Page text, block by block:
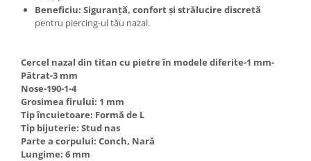
Beneficiu: Siguranță, confort și strălucire discretă
pentru piercing-ul tău nazal.
Cercel nazal din titan cu pietre în modele diferite-1 mm-
Pătrat-3 mm
Nose-190-1-4
Grosimea firului: 1 mm
Tip încuietoare: Formă de L
Tip bijuterie: Stud nas
Parte a corpului: Conch, Nară
Lungime: 6 mm